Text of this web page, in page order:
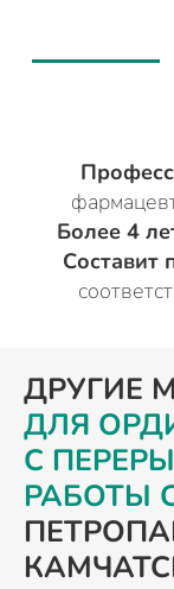
Более 4
Составит
ДРУГИЕ
ДЛЯ
С
РАБОТЫ